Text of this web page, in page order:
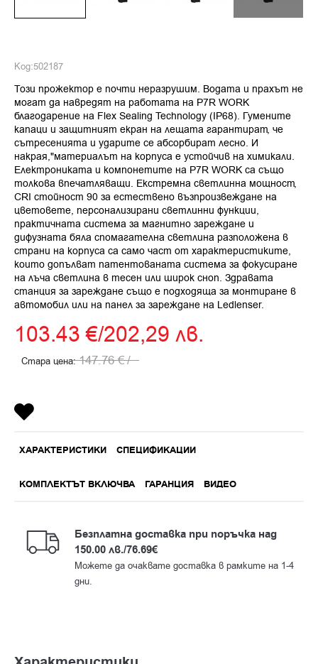
Код:502187
Този прожектор е почти неразрушим. Водата и прахът не
могат да навредят на работата на P7R WORK
благодарение на Flex Sealing Technology (IP68). Гумените
капаци и защитният екран на лещата гарантират, че
сътресенията и ударите се абсорбират лесно. И
накрая,"материалът на корпуса е устойчив на химикали.
Електрониката и компонетите на P7R WORK са също
толкова впечатляващи. Екстремна светлинна мощност,
CRI стойност 90 за естествено възпроизвеждане на
цветовете, персонализирани светлинни функции,
практичната система за магнитно зареждане и
дифузната бяла спомагателна светлина разположена в
страни на корпуса са само част от характеристиките,
които допълват патентованата система за фокусиране
на лъча светлина в тесен или широк сноп. Здравата
станция за зареждане също е подходяща за монтиране в
автомобил или на панел за зареждане на Ledlenser.
103.43 €/202,29 лв.
Стара цена:147.76 €/
ВИДЕО
ХАРАКТЕРИСТИКИ СПЕЦИФИКАЦИИ
КОМПЛЕКТЪТ ВКЛЮЧВА ГАРАНЦИЯ
Бeзплатна доставка при поръчка над
150.00 лв./76.69€
Можете да очаквате доставка в рамките на 1-4
дни.